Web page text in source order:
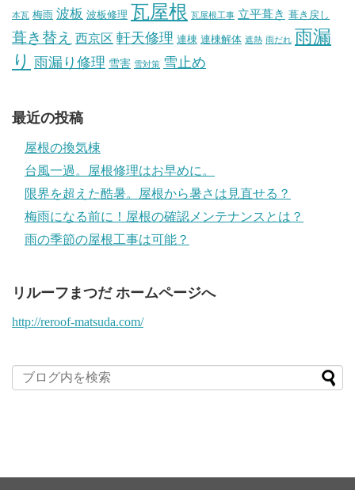
本瓦 梅雨 波板 波板修理 瓦屋根 瓦屋根工事 立平葺き 葺き戻し
葺き替え 西京区 軒天修理 連棟 連棟解体 遮熱 雨だれ 雨漏
り 雨漏り修理 雪害 雪対策 雪止め
最近の投稿
屋根の換気棟
台風一過。屋根修理はお早めに。
限界を超えた酷暑。屋根から暑さは見直せる？
梅雨になる前に！屋根の確認メンテナンスとは？
雨の季節の屋根工事は可能？
リルーフまつだ ホームページへ
http://reroof-matsuda.com/